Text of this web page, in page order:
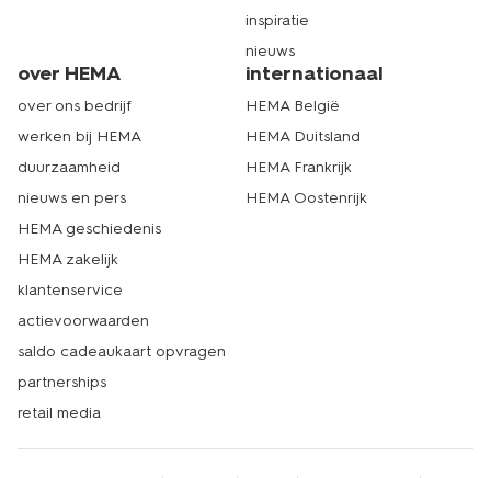
inspiratie
nieuws
over HEMA
over ons bedrijf
werken bij HEMA
duurzaamheid
nieuws en pers
HEMA geschiedenis
HEMA zakelijk
klantenservice
actievoorwaarden
saldo cadeaukaart opvragen
partnerships
retail media
internationaal
HEMA België
HEMA Duitsland
HEMA Frankrijk
HEMA Oostenrijk